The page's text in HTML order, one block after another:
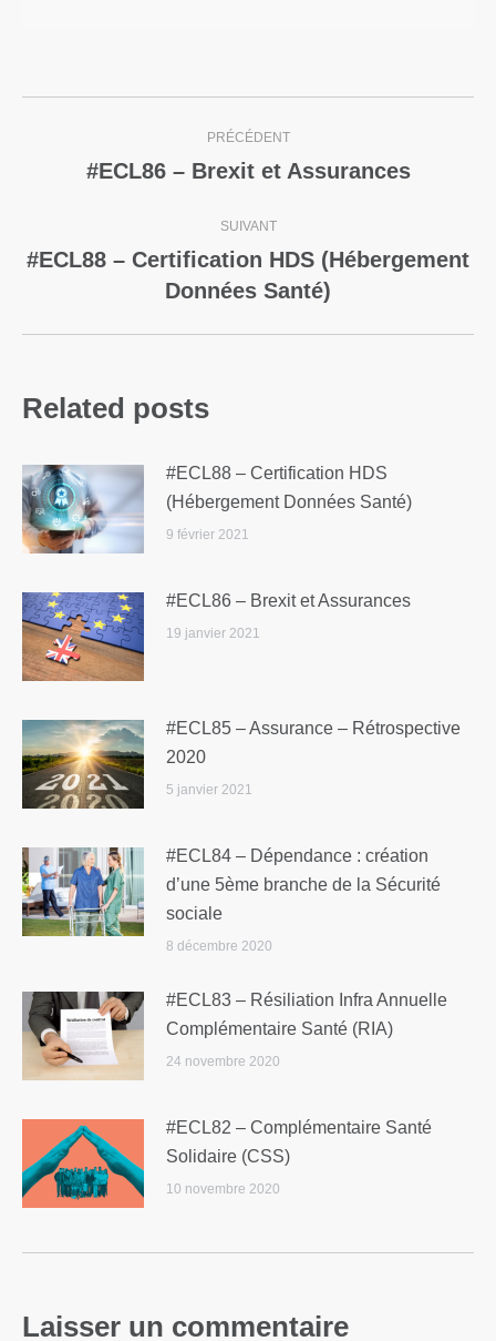
PRÉCÉDENT
#ECL86 – Brexit et Assurances
SUIVANT
#ECL88 – Certification HDS (Hébergement
Données Santé)
Related posts
#ECL88 – Certification HDS
(Hébergement Données Santé)
9 février 2021
#ECL86 – Brexit et Assurances
19 janvier 2021
#ECL85 – Assurance – Rétrospective
2020
5 janvier 2021
#ECL84 – Dépendance : création
d’une 5ème branche de la Sécurité
sociale
8 décembre 2020
#ECL83 – Résiliation Infra Annuelle
Complémentaire Santé (RIA)
24 novembre 2020
#ECL82 – Complémentaire Santé
Solidaire (CSS)
10 novembre 2020
Laisser un commentaire